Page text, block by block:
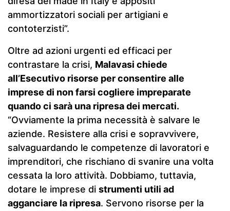
ammortizzatori sociali per artigiani e
contoterzisti”.
Oltre ad azioni urgenti ed efficaci per
contrastare la crisi, Malavasi chiede
all’Esecutivo risorse per consentire alle
imprese di non farsi cogliere impreparate
quando ci sarà una ripresa dei mercati.
“Ovviamente la prima necessità è salvare le
aziende. Resistere alla crisi e sopravvivere,
salvaguardando le competenze di lavoratori e
imprenditori, che rischiano di svanire una volta
cessata la loro attività. Dobbiamo, tuttavia,
dotare le imprese di strumenti utili ad
agganciare la ripresa. Servono risorse per la